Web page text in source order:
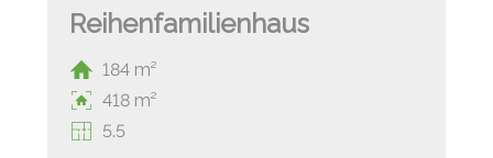
Reihenfamilienhaus
184 m²
418 m²
5.5